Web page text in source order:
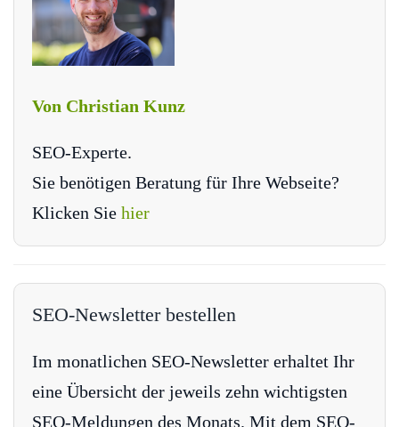
Von Christian Kunz
SEO-Experte.
Sie benötigen Beratung für Ihre Webseite?
Klicken Sie hier
SEO-Newsletter bestellen
Im monatlichen SEO-Newsletter erhaltet Ihr
eine Übersicht der jeweils zehn wichtigsten
SEO-Meldungen des Monats. Mit dem SEO-